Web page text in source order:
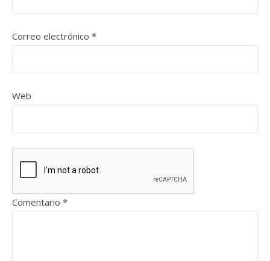
Correo electrónico *
Web
Comentario *